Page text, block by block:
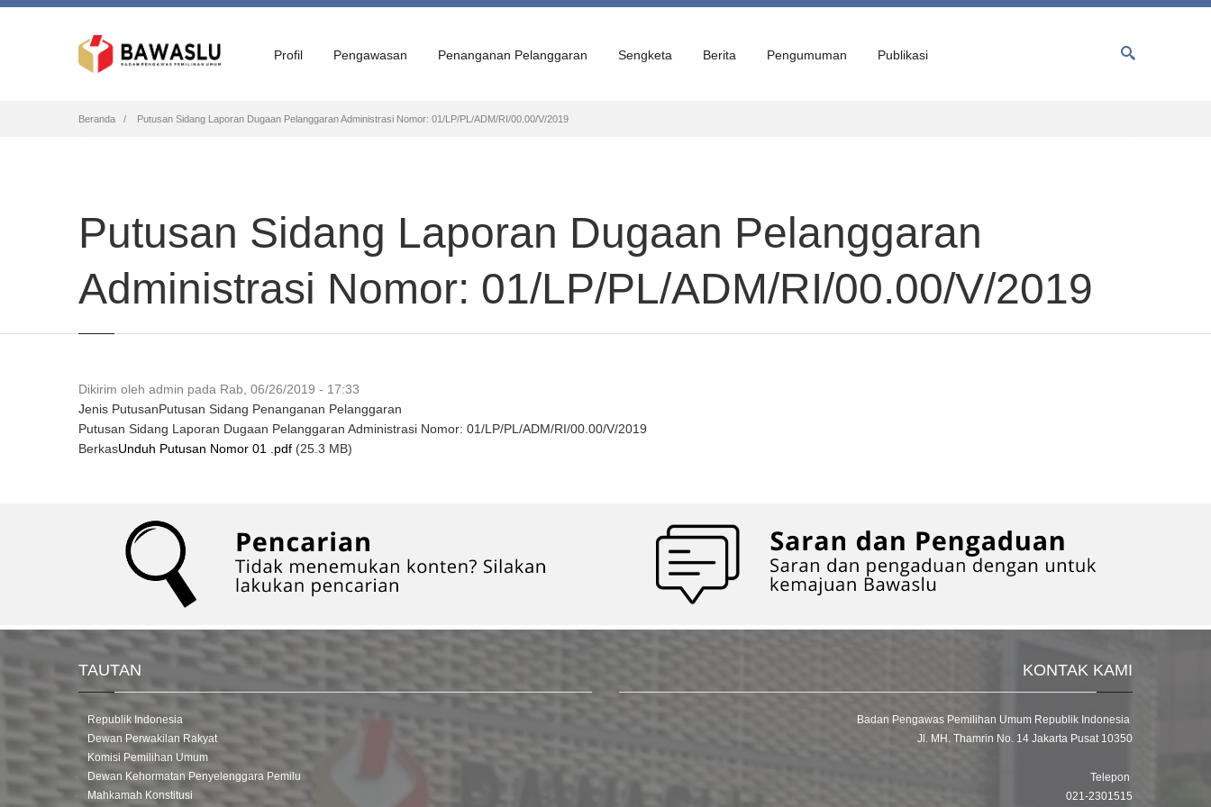
Profil Pengawasan Penanganan Pelanggaran Sengketa Berita Pengumuman Publikasi
Breadcrumb
Beranda Putusan Sidang Laporan Dugaan Pelanggaran Administrasi Nomor: 01/LP/PL/ADM/RI/00.00/V/2019
Putusan Sidang Laporan Dugaan Pelanggaran
Administrasi Nomor: 01/LP/PL/ADM/RI/00.00/V/2019
Dikirim oleh admin pada Rab, 06/26/2019 - 17:33
Jenis PutusanPutusan Sidang Penanganan Pelanggaran
Putusan Sidang Laporan Dugaan Pelanggaran Administrasi Nomor: 01/LP/PL/ADM/RI/00.00/V/2019
BerkasUnduh Putusan Nomor 01 .pdf (25.3 MB)
TAUTAN
Republik Indonesia
Dewan Perwakilan Rakyat
Komisi Pemilihan Umum
Dewan Kehormatan Penyelenggara Pemilu
Mahkamah Konstitusi
KONTAK KAMI
Badan Pengawas Pemilihan Umum Republik Indonesia
Jl. MH. Thamrin No. 14 Jakarta Pusat 10350
Telepon
021-2301515